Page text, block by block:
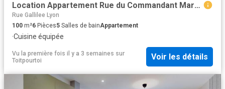
Location Appartement Rue du Commandant Marchand, Lyon
Rue Gallilee Lyon
100 m²6 Pièces5 Salles de bainAppartement
·Cuisine équipée
Vu la première fois il y a 3 semaines sur
Toitpourtoi
Voir les détails